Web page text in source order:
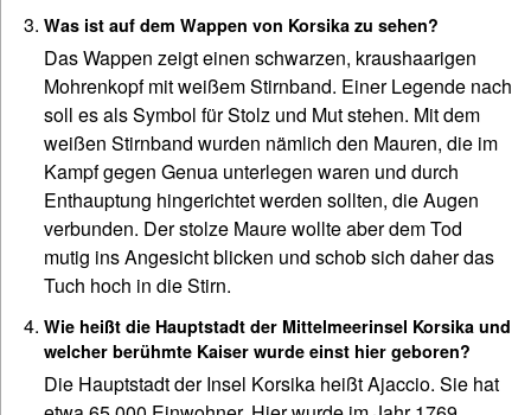
Was ist auf dem Wappen von Korsika zu sehen?
Das Wappen zeigt einen schwarzen, kraushaarigen
Mohrenkopf mit weißem Stirnband. Einer Legende nach
soll es als Symbol für Stolz und Mut stehen. Mit dem
weißen Stirnband wurden nämlich den Mauren, die im
Kampf gegen Genua unterlegen waren und durch
Enthauptung hingerichtet werden sollten, die Augen
verbunden. Der stolze Maure wollte aber dem Tod
mutig ins Angesicht blicken und schob sich daher das
Tuch hoch in die Stirn.
Wie heißt die Hauptstadt der Mittelmeerinsel Korsika und
welcher berühmte Kaiser wurde einst hier geboren?
Die Hauptstadt der Insel Korsika heißt Ajaccio. Sie hat